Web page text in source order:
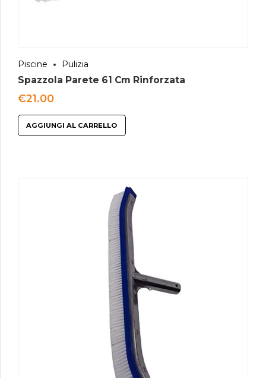
Piscine Pulizia
Spazzola Parete 61 Cm Rinforzata
€21.00
AGGIUNGI AL CARRELLO